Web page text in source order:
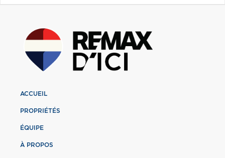
ACCUEIL
PROPRIÉTÉS
ÉQUIPE
À PROPOS